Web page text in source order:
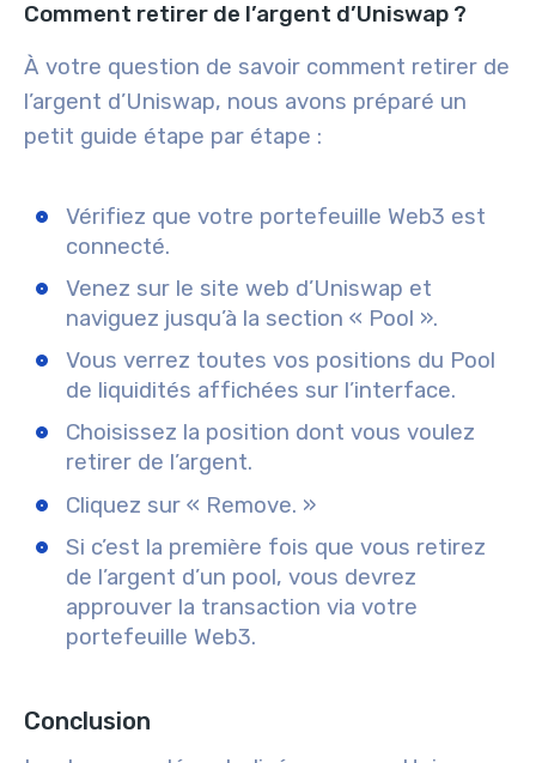
Comment retirer de l’argent d’Uniswap ?
À votre question de savoir comment retirer de
l’argent d’Uniswap, nous avons préparé un
petit guide étape par étape :
Vérifiez que votre portefeuille Web3 est
connecté.
Venez sur le site web d’Uniswap et
naviguez jusqu’à la section « Pool ».
Vous verrez toutes vos positions du Pool
de liquidités affichées sur l’interface.
Choisissez la position dont vous voulez
retirer de l’argent.
Cliquez sur « Remove. »
Si c’est la première fois que vous retirez
de l’argent d’un pool, vous devrez
approuver la transaction via votre
portefeuille Web3.
Conclusion